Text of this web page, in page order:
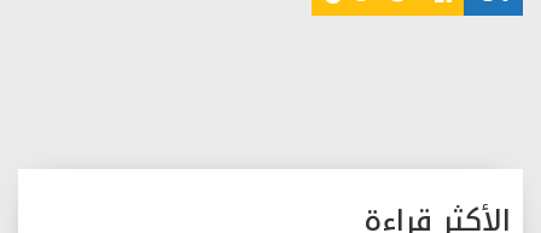
الأكثر قراءة